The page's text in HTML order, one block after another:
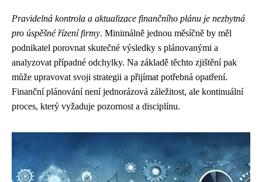
Pravidelná kontrola a aktualizace finančního plánu je nezbytná
pro úspěšné řízení firmy. Minimálně jednou měsíčně by měl
podnikatel porovnat skutečné výsledky s plánovanými a
analyzovat případné odchylky. Na základě těchto zjištění pak
může upravovat svoji strategii a přijímat potřebná opatření.
Finanční plánování není jednorázová záležitost, ale kontinuální
proces, který vyžaduje pozornost a disciplínu.